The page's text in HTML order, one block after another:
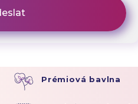
Prémiová bavlna